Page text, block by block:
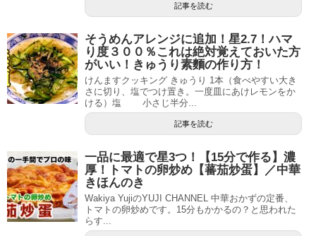
記事を読む
そうめんアレンジに追加！星2.7！ハマ
り度３００％これは絶対覚えておいた方
がいい！きゅうり素麵の作り方！
けんますクッキング きゅうり 1本（食べやすい大き
さに切り、塩でつけ置き。一度皿にあけレモンをか
ける）塩 小さじ半分...
記事を読む
一品に最適で星3つ！【15分で作る】濃
厚！トマトの卵炒め【蕃茄炒蛋】／中華
きほんのき
Wakiya YujiのYUJI CHANNEL 中華おかずの定番、
トマトの卵炒めです。15分もかかるの？と思われた
らす...